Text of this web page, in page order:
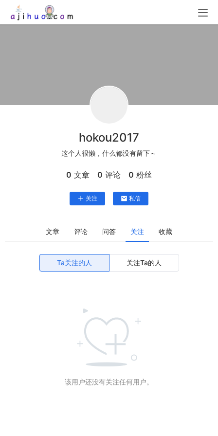
hokou2017
这个人很懒，什么都没有留下～
0 文章 0 评论 0 粉丝
关注 私信
文章 评论 问答 关注 收藏
Ta关注的人 关注Ta的人
该用户还没有关注任何用户。